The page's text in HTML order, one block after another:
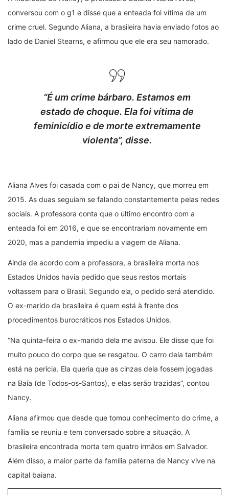
conversou com o g1 e disse que a enteada foi vítima de um
crime cruel. Segundo Aliana, a brasileira havia enviado fotos ao
lado de Daniel Stearns, e afirmou que ele era seu namorado.
“É um crime bárbaro. Estamos em
estado de choque. Ela foi vítima de
feminicídio e de morte extremamente
violenta”, disse.
Aliana Alves foi casada com o pai de Nancy, que morreu em
2015. As duas seguiam se falando constantemente pelas redes
sociais. A professora conta que o último encontro com a
enteada foi em 2016, e que se encontrariam novamente em
2020, mas a pandemia impediu a viagem de Aliana.
Ainda de acordo com a professora, a brasileira morta nos
Estados Unidos havia pedido que seus restos mortais
voltassem para o Brasil. Segundo ela, o pedido será atendido.
O ex-marido da brasileira é quem está à frente dos
procedimentos burocráticos nos Estados Unidos.
“Na quinta-feira o ex-marido dela me avisou. Ele disse que foi
muito pouco do corpo que se resgatou. O carro dela também
está na perícia. Ela queria que as cinzas dela fossem jogadas
na Baía (de Todos-os-Santos), e elas serão trazidas”, contou
Nancy.
Aliana afirmou que desde que tomou conhecimento do crime, a
família se reuniu e tem conversado sobre a situação. A
brasileira encontrada morta tem quatro irmãos em Salvador.
Além disso, a maior parte da família paterna de Nancy vive na
capital baiana.